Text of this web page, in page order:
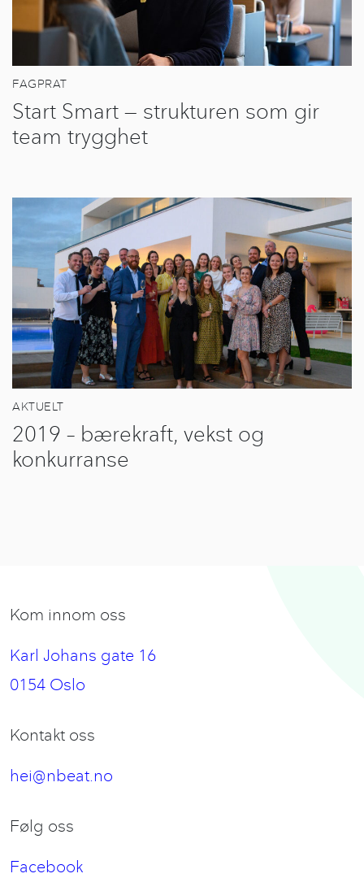
FAGPRAT
Start Smart — strukturen som gir
team trygghet
AKTUELT
2019 – bærekraft, vekst og
konkurranse
Kom innom oss
Karl Johans gate 16
0154 Oslo
Kontakt oss
hei@nbeat.no
Følg oss
Facebook